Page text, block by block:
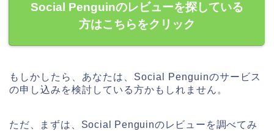
Social Penguinのレビューを探している
方はこちらをクリック
もしかしたら、あなたは、Social Penguinのサービス
の申し込みを検討している方かもしれません。
ただ、まずは、Social Penguinのレビューを調べてみ